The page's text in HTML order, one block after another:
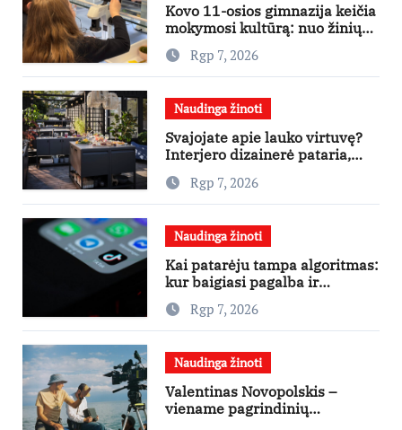
Kovo 11-osios gimnazija keičia
mokymosi kultūrą: nuo žinių
kaupimo – prie jų supratimo ir
taikymo
Rgp 7, 2026
Naudinga žinoti
Svajojate apie lauko virtuvę?
Interjero dizainerė pataria,
nuo ko pradėti
Rgp 7, 2026
Naudinga žinoti
Kai patarėju tampa algoritmas:
kur baigiasi pagalba ir
prasideda reklama?
Rgp 7, 2026
Naudinga žinoti
Valentinas Novopolskis –
viename pagrindinių
vaidmenų penkių šalių filme